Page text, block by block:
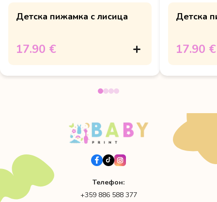
Детска пижамка с лисица
17.90 €
Детска
17.90 €
Телефон:
+359 886 588 377